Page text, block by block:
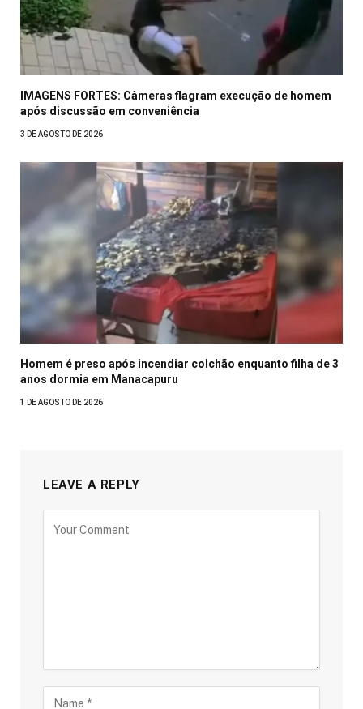
IMAGENS FORTES: Câmeras flagram execução de homem
após discussão em conveniência
3 DE AGOSTO DE 2026
Homem é preso após incendiar colchão enquanto filha de 3
anos dormia em Manacapuru
1 DE AGOSTO DE 2026
LEAVE A REPLY